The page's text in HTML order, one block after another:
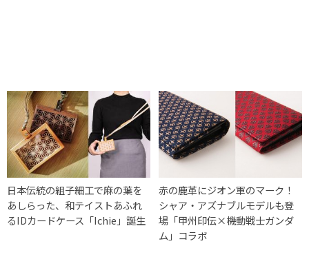
日本伝統の組子細工で麻の葉を
あしらった、和テイストあふれ
るIDカードケース「Ichie」誕生
赤の鹿革にジオン軍のマーク！
シャア・アズナブルモデルも登
場「甲州印伝×機動戦士ガンダ
ム」コラボ